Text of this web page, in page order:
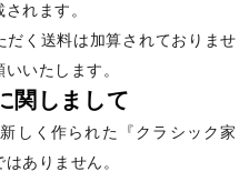
れます。
だく送料は加算されておりませ
いたします。
関しまして
しく作られた『クラシック家
ありません。